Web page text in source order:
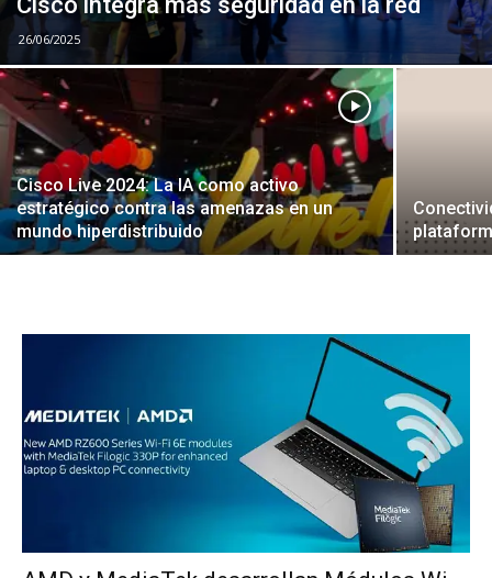
26/06/2025
Cisco Live 2024: La IA como activo
estratégico contra las amenazas en un
mundo hiperdistribuido